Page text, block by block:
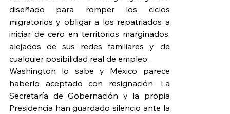
diseñado para romper los ciclos
migratorios y obligar a los repatriados a
iniciar de cero en territorios marginados,
alejados de sus redes familiares y de
cualquier posibilidad real de empleo.
Washington lo sabe y México parece
haberlo aceptado con resignación. La
Secretaría de Gobernación y la propia
Presidencia han guardado silencio ante la